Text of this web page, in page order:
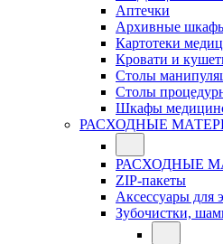
Аптечки
Архивные
Картотеки
Кровати и
Столы
Столы
Шкафы
РАСХОДНЫЕ
РАСХОДНЫЕ
ZIP-пакеты
Аксессуары для
Зубочистки,